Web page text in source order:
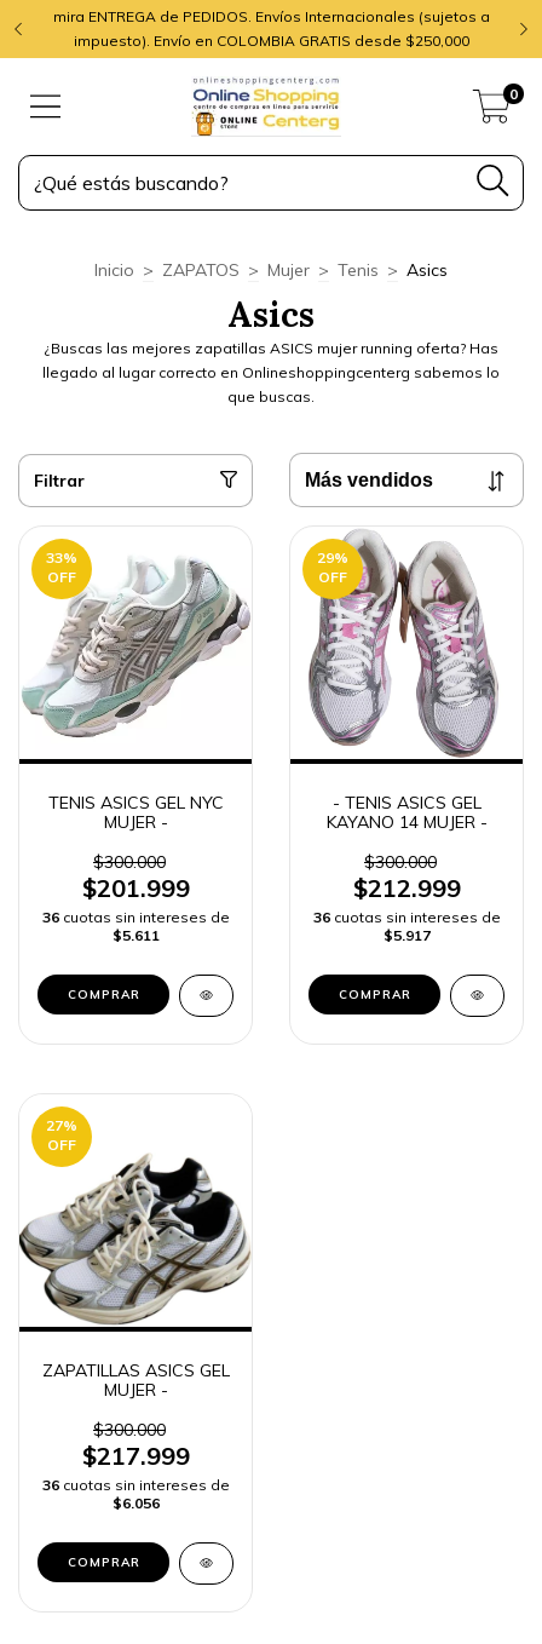
mira ENTREGA de PEDIDOS. Envíos Internacionales (sujetos a
impuesto). Envío en COLOMBIA GRATIS desde $250,000
0
Inicio > ZAPATOS > Mujer > Tenis > Asics
Asics
¿Buscas las mejores zapatillas ASICS mujer running oferta? Has
llegado al lugar correcto en Onlineshoppingcenterg sabemos lo
que buscas.
Filtrar
33%
OFF
TENIS ASICS GEL NYC
MUJER -
$300.000
$201.999
36 cuotas sin intereses de
$5.611
COMPRAR
29%
OFF
- TENIS ASICS GEL
KAYANO 14 MUJER -
$300.000
$212.999
36 cuotas sin intereses de
$5.917
COMPRAR
27%
OFF
ZAPATILLAS ASICS GEL
MUJER -
$300.000
$217.999
36 cuotas sin intereses de
$6.056
COMPRAR